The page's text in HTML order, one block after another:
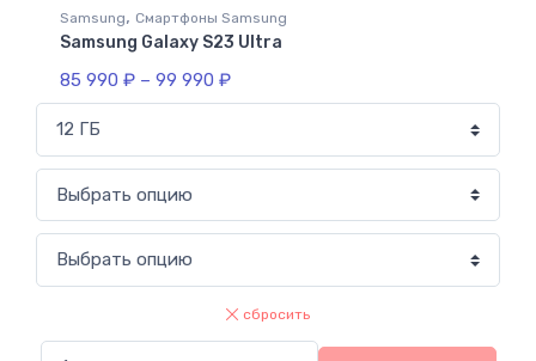
Samsung, Смартфоны Samsung
Samsung Galaxy S23 Ultra
85 990 ₽ – 99 990 ₽
сбросить